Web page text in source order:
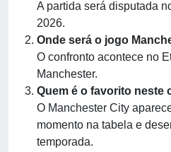
A partida será disputada
2026.
Onde será o jogo
O confronto acontece no
Manchester.
Quem é o favorito neste
O Manchester City
momento na tabela e
temporada.